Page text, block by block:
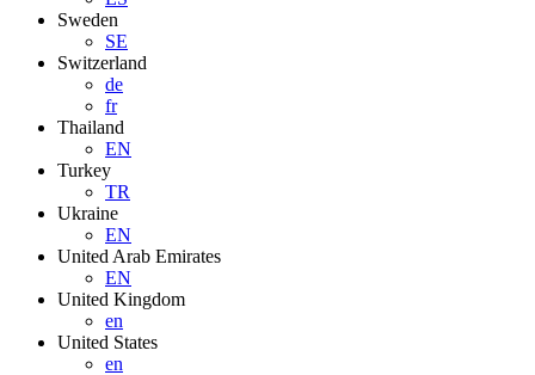
Sweden
SE
Switzerland
de
fr
Thailand
EN
Turkey
TR
Ukraine
EN
United Arab Emirates
EN
United Kingdom
en
United States
en